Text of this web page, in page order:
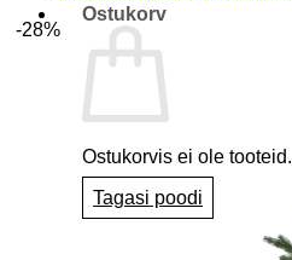
Ostukorv
Ostukorvis ei ole tooteid.
Tagasi poodi
-28%